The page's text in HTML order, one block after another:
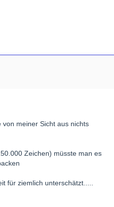
meiner Sicht aus nichts
Zeichen) müsste man es
für ziemlich unterschätzt.....